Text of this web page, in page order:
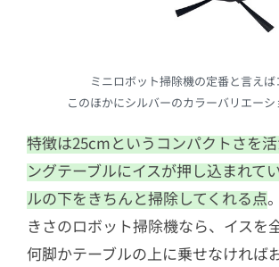
ミニロボット掃除機の定番と言えば
このほかにシルバーのカラーバリエーシ
特徴は25cmというコンパクトさを
ングテーブルにイスが押し込まれて
ルの下をきちんと掃除してくれる点
きさのロボット掃除機なら、イスを
何脚かテーブルの上に乗せなければ